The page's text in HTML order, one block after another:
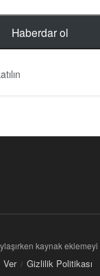
Haberdar ol
kaynak eklemeyi
Ver Gizlilik Politikası